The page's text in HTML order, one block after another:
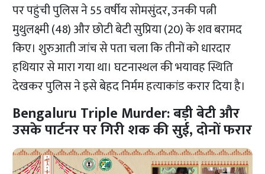
पर पहुंची पुलिस ने 55 वर्षीय सोमसुंदर, उनकी पत्नी
मुथुलक्ष्मी (48) और छोटी बेटी सुप्रिया (20) के शव बरामद
किए। शुरुआती जांच से पता चला कि तीनों को धारदार
हथियार से मारा गया था। घटनास्थल की भयावह स्थिति
देखकर पुलिस ने इसे बेहद निर्मम हत्याकांड करार दिया है।
Bengaluru Triple Murder: बड़ी बेटी और
उसके पार्टनर पर गिरी शक की सुई, दोनों फरार